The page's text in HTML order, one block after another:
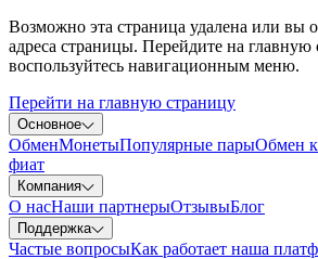
Возможно эта страница удалена или вы
адреса страницы. Перейдите на главную
воспользуйтесь навигационным меню.
Перейти на главную страницу
Основное
ОбменМонетыПопулярные парыОбмен
фиат
Компания
О насНаши партнерыОтзывыБлог
Поддержка
Частые вопросыКак работает наша